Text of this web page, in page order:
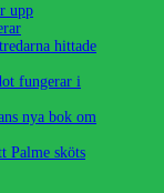
upp
hittade
fungerar i
nya bok om
Palme sköts